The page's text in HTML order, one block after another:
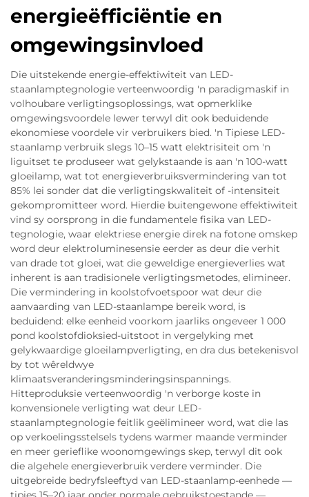
energieëfficiëntie en
omgewingsinvloed
Die uitstekende energie-effektiwiteit van LED-
staanlamptegnologie verteenwoordig 'n paradigmaskif in
volhoubare verligtingsoplossings, wat opmerklike
omgewingsvoordele lewer terwyl dit ook beduidende
ekonomiese voordele vir verbruikers bied. 'n Tipiese LED-
staanlamp verbruik slegs 10–15 watt elektrisiteit om 'n
liguitset te produseer wat gelykstaande is aan 'n 100-watt
gloeilamp, wat tot energieverbruiksvermindering van tot
85% lei sonder dat die verligtingskwaliteit of -intensiteit
gekompromitteer word. Hierdie buitengewone effektiwiteit
vind sy oorsprong in die fundamentele fisika van LED-
tegnologie, waar elektriese energie direk na fotone omskep
word deur elektroluminesensie eerder as deur die verhit
van drade tot gloei, wat die geweldige energieverlies wat
inherent is aan tradisionele verligtingsmetodes, elimineer.
Die vermindering in koolstofvoetspoor wat deur die
aanvaarding van LED-staanlampe bereik word, is
beduidend: elke eenheid voorkom jaarliks ongeveer 1 000
pond koolstofdioksied-uitstoot in vergelyking met
gelykwaardige gloeilampverligting, en dra dus betekenisvol
by tot wêreldwye
klimaatsveranderingsminderingsinspannings.
Hitteproduksie verteenwoordig 'n verborge koste in
konvensionele verligting wat deur LED-
staanlamptegnologie feitlik geëlimineer word, wat die las
op verkoelingsstelsels tydens warmer maande verminder
en meer gerieflike woonomgewings skep, terwyl dit ook
die algehele energieverbruik verdere verminder. Die
uitgebreide bedryfsleeftyd van LED-staanlamp-eenhede —